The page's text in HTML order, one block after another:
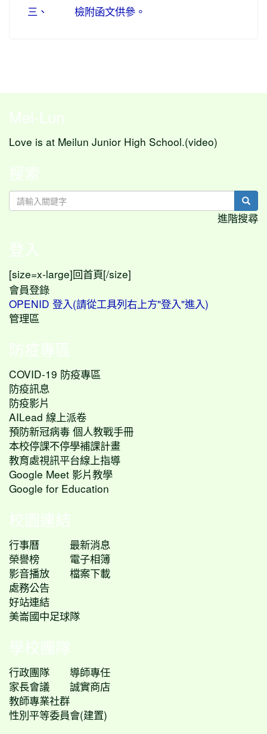
三、
檢附函文供參。
Mei-Lun
Love is at Meilun Junior High School.(video)
搜索
進階搜尋
登入
[size=x-large] 回首頁[/size]
會員登錄
OPENID 登入(請從工具列右上方"登入"進入)
管理區
防疫專區
COVID-19 防疫專區
防疫訊息
防疫影片
AILead 線上派卷
預防新冠病毒 個人教戰手冊
本校停課不停學補課計畫
教育處視訊平台線上指導
Google Meet 影片教學
Google for Education
校園連結
行事曆
最新消息
榮譽榜
電子相簿
影音播放
檔案下載
處務公告
好站連結
美崙國中足球隊
學校團隊
行政團隊
導師專任
家長會議
誠實商店
教師專業社群
性別平等委員會(建置)